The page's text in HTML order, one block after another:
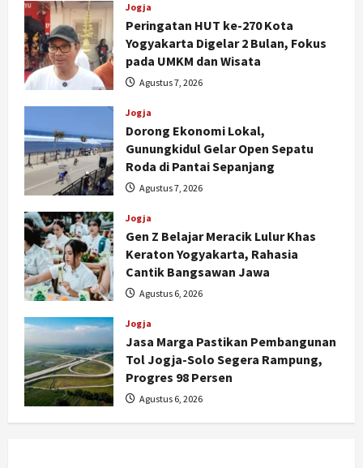
Jogja
Peringatan HUT ke-270 Kota
Yogyakarta Digelar 2 Bulan, Fokus
pada UMKM dan Wisata
Agustus 7, 2026
Jogja
Dorong Ekonomi Lokal,
Gunungkidul Gelar Open Sepatu
Roda di Pantai Sepanjang
Agustus 7, 2026
Jogja
Gen Z Belajar Meracik Lulur Khas
Keraton Yogyakarta, Rahasia
Cantik Bangsawan Jawa
Agustus 6, 2026
Jogja
Jasa Marga Pastikan Pembangunan
Tol Jogja-Solo Segera Rampung,
Progres 98 Persen
Agustus 6, 2026
Jogja
Serapan Danais Bantul Capai 60